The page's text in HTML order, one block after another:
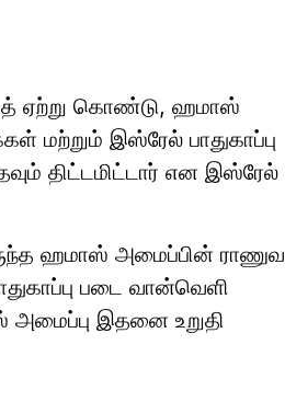
ஏற்று கொண்டு, ஹமாஸ்
மற்றும் இஸ்ரேல் பாதுகாப்பு
திட்டமிட்டார் என இஸ்ரேல்
ஹமாஸ் அமைப்பின் ராணுவ
படை வான்வெளி
அமைப்பு இதனை உறுதி